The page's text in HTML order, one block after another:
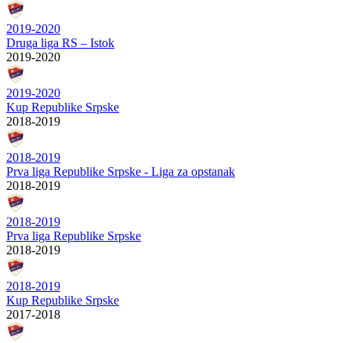
2019-2020
Druga liga RS – Istok
2019-2020
2019-2020
Kup Republike Srpske
2018-2019
2018-2019
Prva liga Republike Srpske - Liga za opstanak
2018-2019
2018-2019
Prva liga Republike Srpske
2018-2019
2018-2019
Kup Republike Srpske
2017-2018